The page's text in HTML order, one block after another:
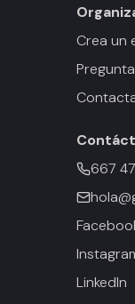
Crea un
667
LinkedIn